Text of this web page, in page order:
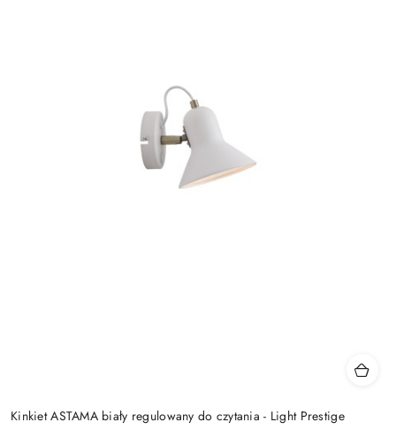
Kinkiet ASTAMA biały regulowany do czytania - Light Prestige